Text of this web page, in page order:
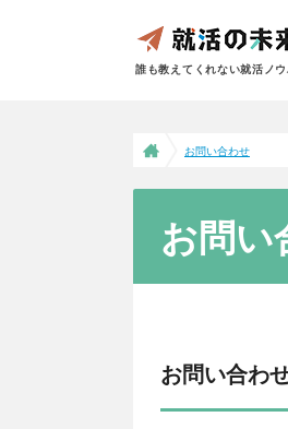
誰も教えてくれない就活ノウ
お問い合わせ
お問い
お問い合わ